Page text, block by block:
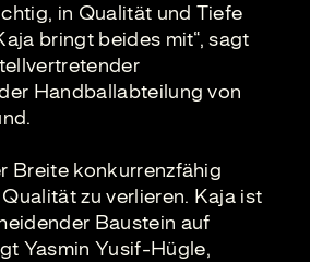
in Qualität und Tiefe
bringt beides mit“, sagt
Handballabteilung von
Breite konkurrenzfähig
zu verlieren. Kaja ist
Baustein auf
Yasmin Yusif-Hügle,